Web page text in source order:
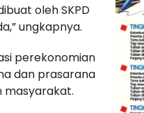
oleh SKPD
ungkapnya.
perekonomian
dan prasarana
masyarakat.